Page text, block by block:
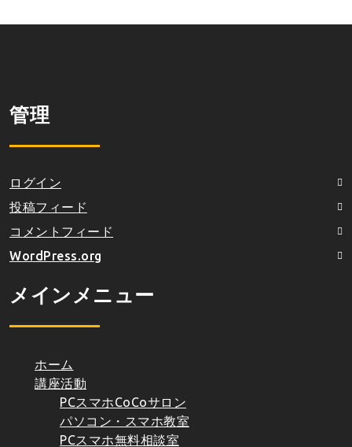
管理
ログイン
投稿フィード
コメントフィード
WordPress.org
メインメニュー
ホーム
講座活動
PCスマホCoCoサロン
パソコン・スマホ教室
PCスマホ無料相談室